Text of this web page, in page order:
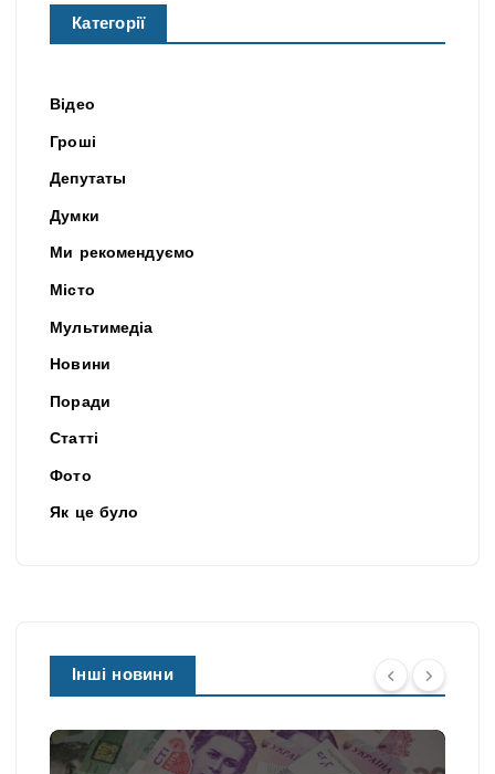
Категорії
Відео
Гроші
Депутаты
Думки
Ми рекомендуємо
Місто
Мультимедіа
Новини
Поради
Статті
Фото
Як це було
Інші новини